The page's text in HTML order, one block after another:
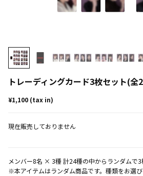
トレーディングカード3枚セット(全
¥1,100 (tax in)
現在販売しておりません
メンバー8名 × 3種 計24種の中からランダムで3
※本アイテムはランダム商品です。種類をお選